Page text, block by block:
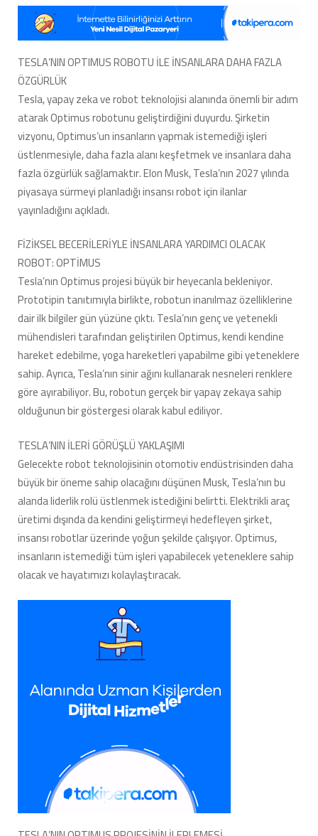
Sağlayan
Yardımcısı
için
TESLA’NIN OPTIMUS ROBOTU İLE İNSANLARA DAHA FAZLA
ÖZGÜRLÜK
Tesla, yapay zeka ve robot teknolojisi alanında önemli bir adım
atarak Optimus robotunu geliştirdiğini duyurdu. Şirketin
vizyonu, Optimus’un insanların yapmak istemediği işleri
üstlenmesiyle, daha fazla alanı keşfetmek ve insanlara daha
fazla özgürlük sağlamaktır. Elon Musk, Tesla’nın 2027 yılında
piyasaya sürmeyi planladığı insansı robot için ilanlar
yayınladığını açıkladı.
FİZİKSEL BECERİLERİYLE İNSANLARA YARDIMCI OLACAK
ROBOT: OPTİMUS
Tesla’nın Optimus projesi büyük bir heyecanla bekleniyor.
Prototipin tanıtımıyla birlikte, robotun inanılmaz özelliklerine
dair ilk bilgiler gün yüzüne çıktı. Tesla’nın genç ve yetenekli
mühendisleri tarafından geliştirilen Optimus, kendi kendine
hareket edebilme, yoga hareketleri yapabilme gibi yeteneklere
sahip. Ayrıca, Tesla’nın sinir ağını kullanarak nesneleri renklere
göre ayırabiliyor. Bu, robotun gerçek bir yapay zekaya sahip
olduğunun bir göstergesi olarak kabul ediliyor.
TESLA’NIN İLERİ GÖRÜŞLÜ YAKLAŞIMI
Gelecekte robot teknolojisinin otomotiv endüstrisinden daha
büyük bir öneme sahip olacağını düşünen Musk, Tesla’nın bu
alanda liderlik rolü üstlenmek istediğini belirtti. Elektrikli araç
üretimi dışında da kendini geliştirmeyi hedefleyen şirket,
insansı robotlar üzerinde yoğun şekilde çalışıyor. Optimus,
insanların istemediği tüm işleri yapabilecek yeteneklere sahip
olacak ve hayatımızı kolaylaştıracak.